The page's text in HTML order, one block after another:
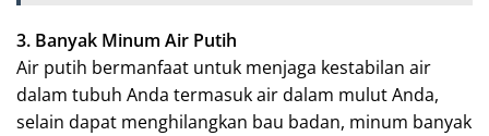
3. Banyak Minum Air Putih
Air putih bermanfaat untuk menjaga kestabilan air
dalam tubuh Anda termasuk air dalam mulut Anda,
selain dapat menghilangkan bau badan, minum banyak